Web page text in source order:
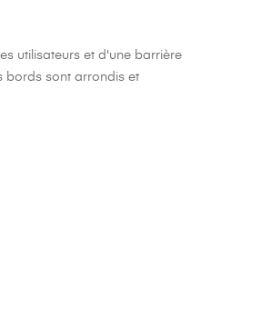
utilisateurs et d'une barrière
bords sont arrondis et